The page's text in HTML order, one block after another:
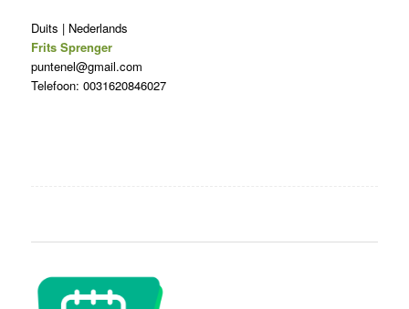
Duits | Nederlands
Frits Sprenger
puntenel@gmail.com
Telefoon: 0031620846027